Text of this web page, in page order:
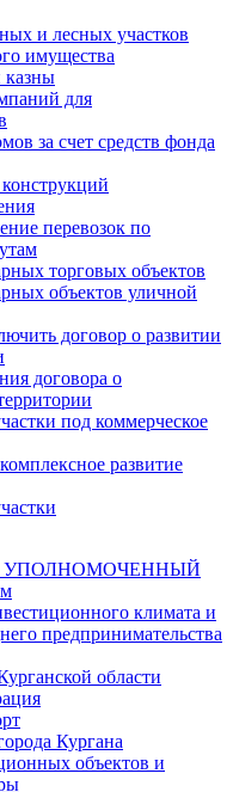
и лесных участков
имущества
казны
для
за счет средств фонда
перевозок по
торговых объектов
объектов уличной
договор о развитии
договора о
под коммерческое
развитие
климата и
предпринимательства
области
Кургана
объектов и